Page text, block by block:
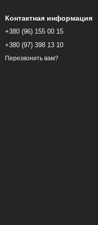
Контактная информация
+380 (96) 155 00 15
+380 (97) 398 13 10
Перезвонить вам?